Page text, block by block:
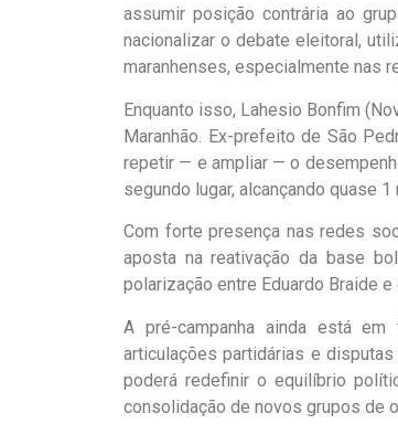
assumir posição contrária ao
nacionalizar o debate eleitoral,
maranhenses, especialmente nas
Enquanto isso, Lahesio Bonfim
Maranhão. Ex-prefeito de São
repetir — e ampliar — o
segundo lugar, alcançando quase 1
Com forte presença nas redes
aposta na reativação da base
polarização entre Eduardo Braide
A pré-campanha ainda está
articulações partidárias e
poderá redefinir o equilíbrio
consolidação de novos grupos de